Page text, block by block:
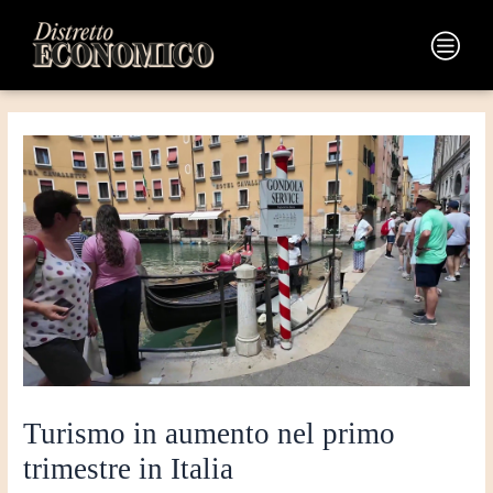
contenuto
Main
Menu
Turismo in aumento nel primo
trimestre in Italia
articoli